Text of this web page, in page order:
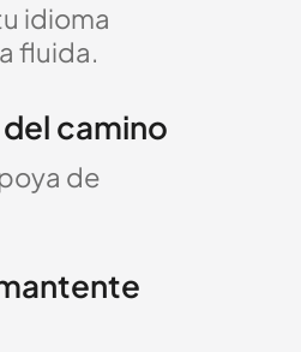
idioma
fluida.
camino
de